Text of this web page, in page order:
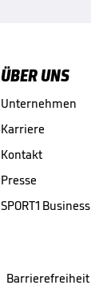
ÜBER UNS
Unternehmen
Karriere
Kontakt
Presse
SPORT1 Business
Barrierefreiheit